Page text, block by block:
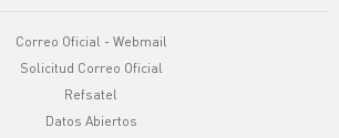
Correo Oficial - Webmail
Solicitud Correo Oficial
Refsatel
Datos Abiertos